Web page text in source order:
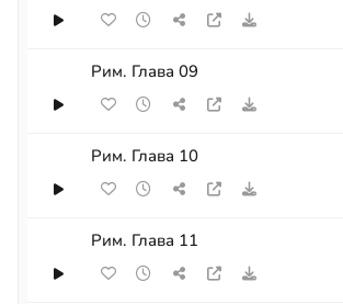
Рим. Глава 09
Рим. Глава 10
Рим. Глава 11